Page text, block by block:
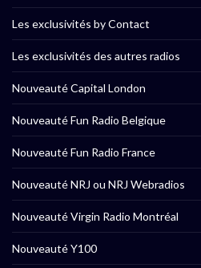
Les exclusivités by Contact
Les exclusivités des autres radios
Nouveauté Capital London
Nouveauté Fun Radio Belgique
Nouveauté Fun Radio France
Nouveauté NRJ ou NRJ Webradios
Nouveauté Virgin Radio Montréal
Nouveauté Y100